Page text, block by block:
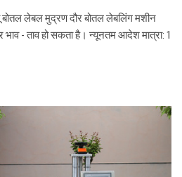
बोतल लेबल मुद्रण दौर बोतल लेबलिंग मशीन
भाव - ताव हो सकता है। न्यूनतम आदेश मात्रा: 1